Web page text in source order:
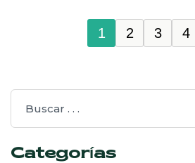
1 2 3 4
Categorías